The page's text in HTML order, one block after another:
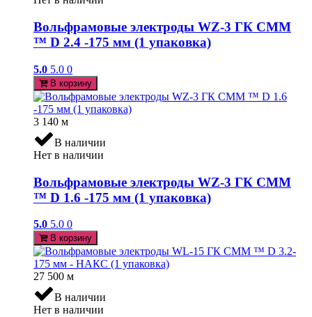
Вольфрамовые электроды WZ-3 ГК СММ
™ D 2.4 -175 мм (1 упаковка)
5.0 5.0 0
В корзину
3 140 м
В наличии
Нет в наличии
Вольфрамовые электроды WZ-3 ГК СММ
™ D 1.6 -175 мм (1 упаковка)
5.0 5.0 0
В корзину
27 500 м
В наличии
Нет в наличии